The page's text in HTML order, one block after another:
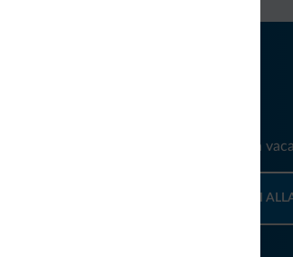
offerte esclusive e news per la tua
ISCRIVITI